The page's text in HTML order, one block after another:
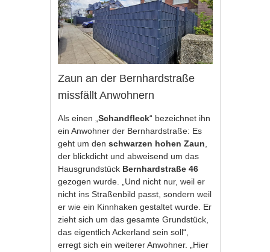
Zaun an der Bernhardstraße
missfällt Anwohnern
Als einen „Schandfleck“ bezeichnet ihn
ein Anwohner der Bernhardstraße: Es
geht um denschwarzen hohen Zaun,
der blickdicht und abweisend um das
Hausgrundstück Bernhardstraße 46
gezogen wurde. „Und nicht nur, weil er
nicht ins Straßenbild passt, sondern weil
er wie ein Kinnhaken gestaltet wurde. Er
zieht sich um das gesamte Grundstück,
das eigentlich Ackerland sein soll“,
erregt sich ein weiterer Anwohner. „Hier